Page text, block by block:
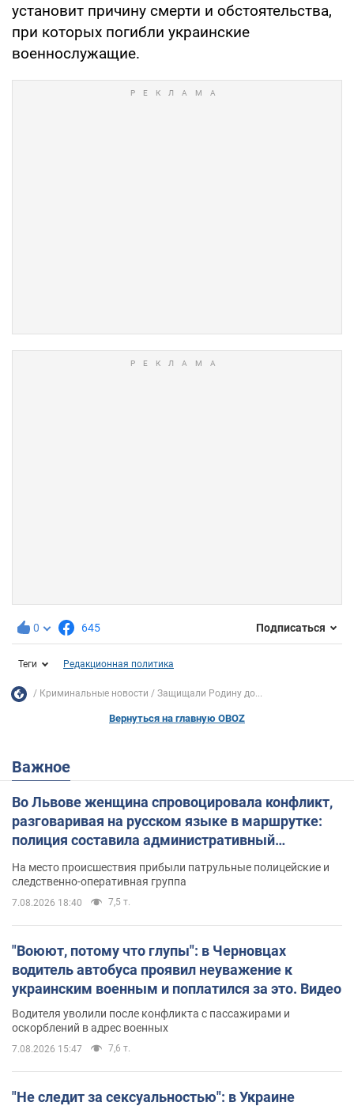
установит причину смерти и обстоятельства,
при которых погибли украинские
военнослужащие.
0 645 Подписаться
Теги Редакционная политика
Криминальные новости Защищали Родину до...
Вернуться на главную OBOZ
Важное
Во Львове женщина спровоцировала конфликт,
разговаривая на русском языке в маршрутке:
полиция составила административный
На место происшествия прибыли патрульные полицейские и
следственно-оперативная группа
7.08.2026 18:40 7,5 т.
"Воюют, потому что глупы": в Черновцах
водитель автобуса проявил неуважение к
украинским военным и поплатился за это. Видео
Водителя уволили после конфликта с пассажирами и
оскорблений в адрес военных
7.08.2026 15:47 7,6 т.
"Не следит за сексуальностью": в Украине